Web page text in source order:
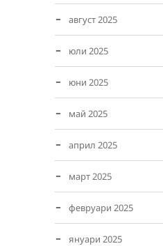
август 2025
юли 2025
юни 2025
май 2025
април 2025
март 2025
февруари 2025
януари 2025